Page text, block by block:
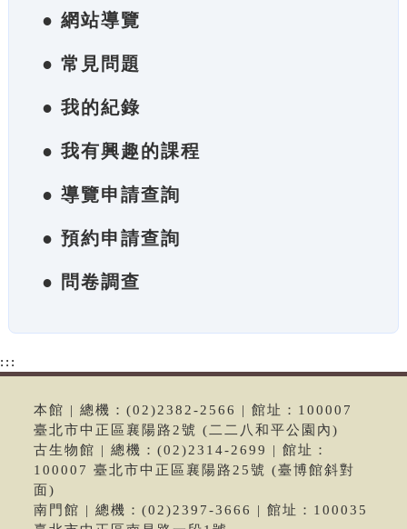
● 網站導覽
● 常見問題
● 我的紀錄
● 我有興趣的課程
● 導覽申請查詢
● 預約申請查詢
● 問卷調查
:::
本館 | 總機：(02)2382-2566 | 館址：100007
臺北市中正區襄陽路2號 (二二八和平公園內)
古生物館 | 總機：(02)2314-2699 | 館址：
100007 臺北市中正區襄陽路25號 (臺博館斜對
面)
南門館 | 總機：(02)2397-3666 | 館址：100035